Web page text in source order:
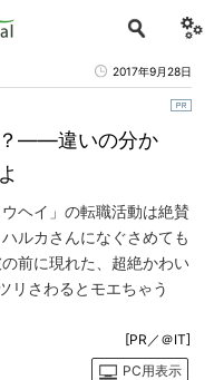
2017年9月28日
？――違いの分か
ヘイ」の転職活動は絶賛
ルカさんになぐさめても
前に現れた、超絶かわい
リさわるとモエちゃう
[PR／＠IT]
PC用表示